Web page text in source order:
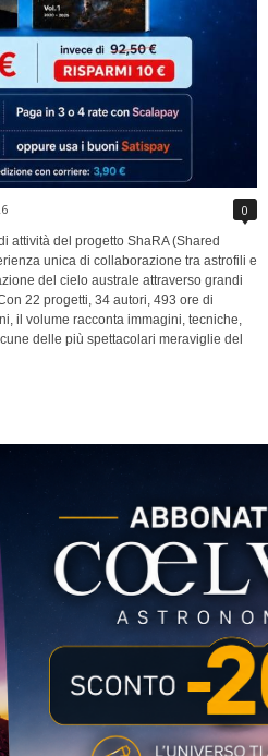
0
attività del progetto ShaRA (Shared
unica di collaborazione tra astrofili e
del cielo australe attraverso grandi
22 progetti, 34 autori, 493 ore di
il volume racconta immagini, tecniche,
delle più spettacolari meraviglie del